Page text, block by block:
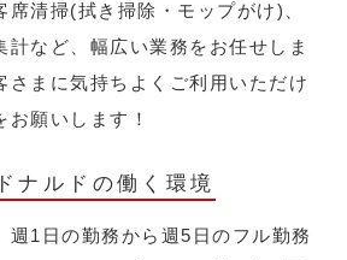
清掃(拭き掃除・モップがけ)、
計など、幅広い業務をお任せしま
さまに気持ちよくご利用いただけ
お願いします！
ナルドの働く環境
週1日の勤務から週5日のフル勤務